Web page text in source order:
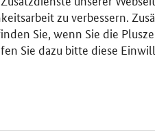
zu verbessern.
Sie, wenn Sie die
Sie dazu bitte diese